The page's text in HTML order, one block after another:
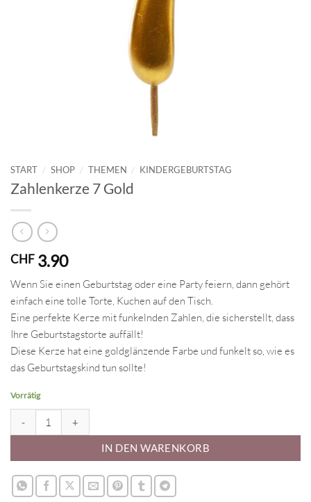
START / SHOP / THEMEN / KINDERGEBURTSTAG
Zahlenkerze 7 Gold
CHF 3.90
Wenn Sie einen Geburtstag oder eine Party feiern, dann gehört
einfach eine tolle Torte, Kuchen auf den Tisch.
Eine perfekte Kerze mit funkelnden Zahlen, die sicherstellt, dass
Ihre Geburtstagstorte auffällt!
Diese Kerze hat eine goldglänzende Farbe und funkelt so, wie es
das Geburtstagskind tun sollte!
Vorrätig
IN DEN WARENKORB